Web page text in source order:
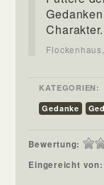
Charakter.
KATEGORIEN:
Gedanke
Bewertung:
Eingereicht